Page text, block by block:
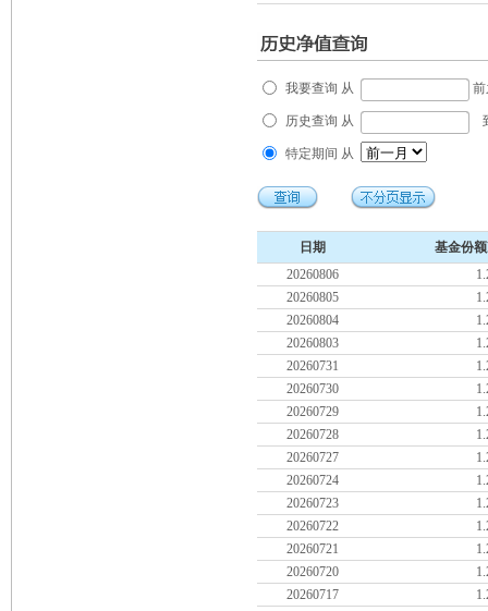
我要查询 从
历史查询 从
特定期间 从
日期
基金份
20260806
20260805
20260804
20260803
20260731
20260730
20260729
20260728
20260727
20260724
20260723
20260722
20260721
20260720
20260717